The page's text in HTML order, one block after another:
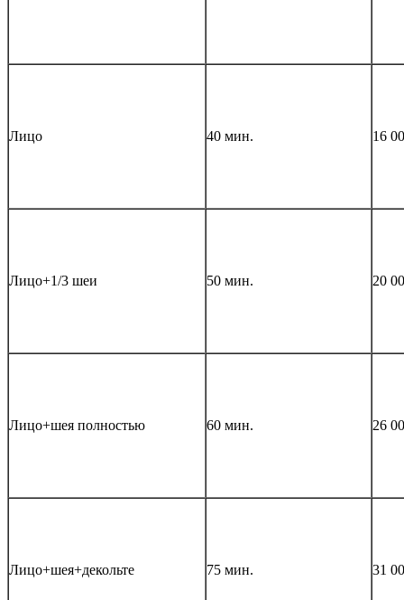
Лицо 40 мин. 16
Лицо+1/3 шеи 50 мин. 20
Лицо+шея полностью 60 мин. 26
Лицо+шея+декольте 75 мин. 31